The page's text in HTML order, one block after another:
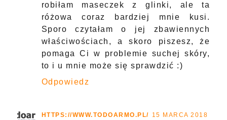
robiłam maseczek z glinki, ale ta
różowa coraz bardziej mnie kusi.
Sporo czytałam o jej zbawiennych
właściwościach, a skoro piszesz, że
pomaga Ci w problemie suchej skóry,
to i u mnie może się sprawdzić :)
Odpowiedz
HTTPS://WWW.TODOARMO.PL/ 15 MARCA 2018